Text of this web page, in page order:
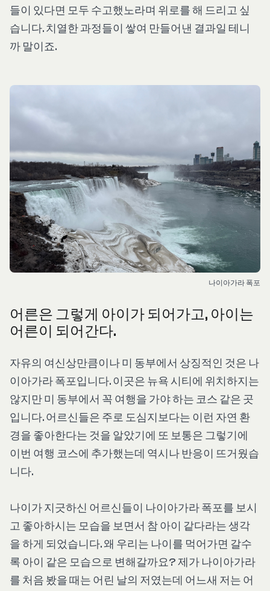
들이 있다면 모두 수고했노라며 위로를 해 드리고 싶
습니다. 치열한 과정들이 쌓여 만들어낸 결과일 테니
까 말이죠.
나이아가라 폭포
어른은 그렇게 아이가 되어가고, 아이는
어른이 되어간다.
자유의 여신상만큼이나 미 동부에서 상징적인 것은 나
이아가라 폭포입니다. 이곳은 뉴욕 시티에 위치하지는
않지만 미 동부에서 꼭 여행을 가야 하는 코스 같은 곳
입니다. 어르신들은 주로 도심지보다는 이런 자연 환
경을 좋아한다는 것을 알았기에 또 보통은 그렇기에
이번 여행 코스에 추가했는데 역시나 반응이 뜨거웠습
니다.
나이가 지긋하신 어르신들이 나이아가라 폭포를 보시
고 좋아하시는 모습을 보면서 참 아이 같다라는 생각
을 하게 되었습니다. 왜 우리는 나이를 먹어가면 갈수
록 아이 같은 모습으로 변해갈까요? 제가 나이아가라
를 처음 봤을 때는 어린 날의 저였는데 어느새 저는 어